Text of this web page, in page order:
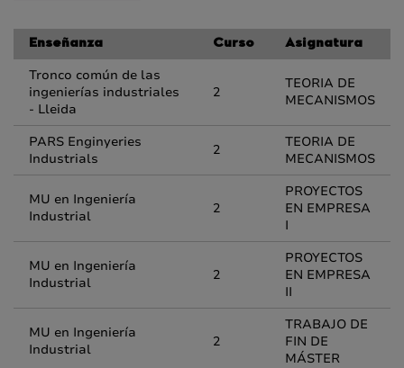
Enseñanza Curso Asignatura
Tronco común de las
ingenierías industriales
- Lleida
2
TEORIA DE
MECANISMOS
PARS Enginyeries
Industrials
2
TEORIA DE
MECANISMOS
MU en Ingeniería
Industrial
2
PROYECTOS
EN EMPRESA
I
MU en Ingeniería
Industrial
2
PROYECTOS
EN EMPRESA
II
MU en Ingeniería
Industrial
2
TRABAJO DE
FIN DE
MÁSTER